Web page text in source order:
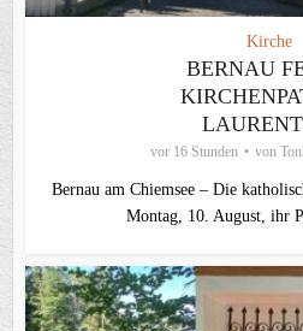
Kirche
BERNAU
vor 16 Stunden von
Bernau am Chiemsee – Die
Montag, 10. August, ihr